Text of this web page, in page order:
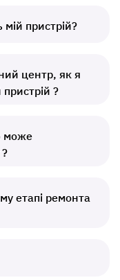
пристрій?
центр, як я
?
може
етапі ремонта